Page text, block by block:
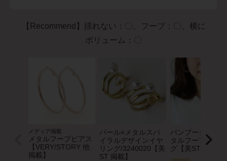
【Recommend】揺れない：〇、フープ：〇、横に
ボリューム：〇
メディア掲載
メタルフープピアス
【VERY/STORY 他
掲載】
パール×メタルスパ
イラルデザインイヤ
リング/3240020【美
ST 掲載】
バンブーシェイ
タルフープイヤ
グ【美ST 掲載】